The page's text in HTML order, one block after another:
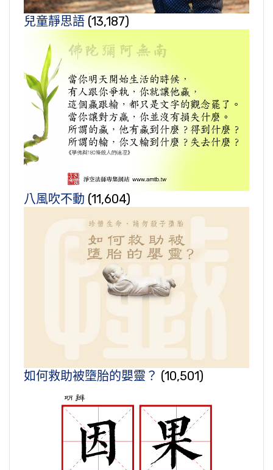
兒童靜思語 (13,187)
八風吹不動 (11,604)
如何救助被墮胎的嬰靈？ (10,501)